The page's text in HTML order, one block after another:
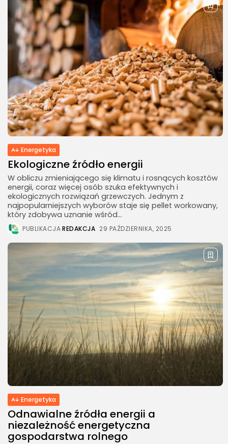
Energetyka
Ekologiczne źródło energii
W obliczu zmieniającego się klimatu i rosnących kosztów
energii, coraz więcej osób szuka efektywnych i
ekologicznych rozwiązań grzewczych. Jednym z
najpopularniejszych wyborów staje się pellet workowany,
który zdobywa uznanie wśród...
PUBLIKACJAREDAKCJA 29 PAŹDZIERNIKA, 2025
Energetyka
Odnawialne źródła energii a
niezależność energetyczna
gospodarstwa rolnego